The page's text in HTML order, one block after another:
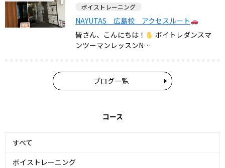
ボイストレーニング
NAYUTAS 広島校 アクセスルート
皆さん、こんにちは！
ボイトレダンスマ
ンツーマンレッスンN…
ブログ一覧
コース
すべて
ボイストレーニング